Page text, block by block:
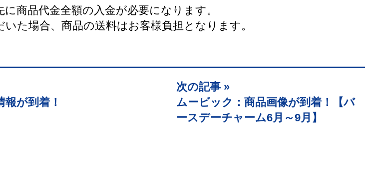
商品代金全額の入金が必要になります。
た場合、商品の送料はお客様負担となります。
が到着！
次の記事 »
ムービック：商品画像が到着！【バ
ースデーチャーム6月～9月】